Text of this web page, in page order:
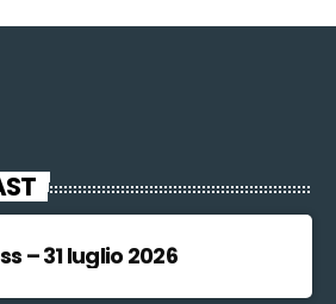
– 31 luglio 2026